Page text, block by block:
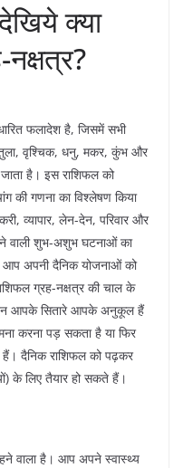
क्या
फलादेश है, जिसमें सभी
तुला, वृश्चिक, धनु, मकर, कुंभ और
है। इस राशिफल को
की गणना का विश्लेषण किया
व्यापार, लेन-देन, परिवार और
वाली शुभ-अशुभ घटनाओं का
आप अपनी दैनिक योजनाओं को
ग्रह-नक्षत्र की चाल के
आपके सितारे आपके अनुकूल हैं
करना पड़ सकता है या फिर
दैनिक राशिफल को पढ़कर
के लिए तैयार हो सकते हैं।
वाला है। आप अपने स्वास्थ्य